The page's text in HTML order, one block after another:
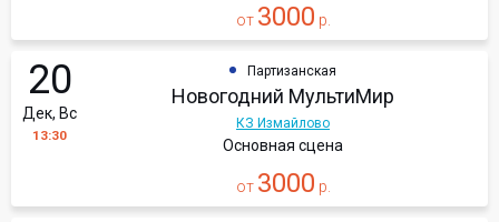
от 3000 р.
20
Дек, Вс
13:30
Партизанская
Новогодний МультиМир
КЗ Измайлово
Основная сцена
от 3000 р.